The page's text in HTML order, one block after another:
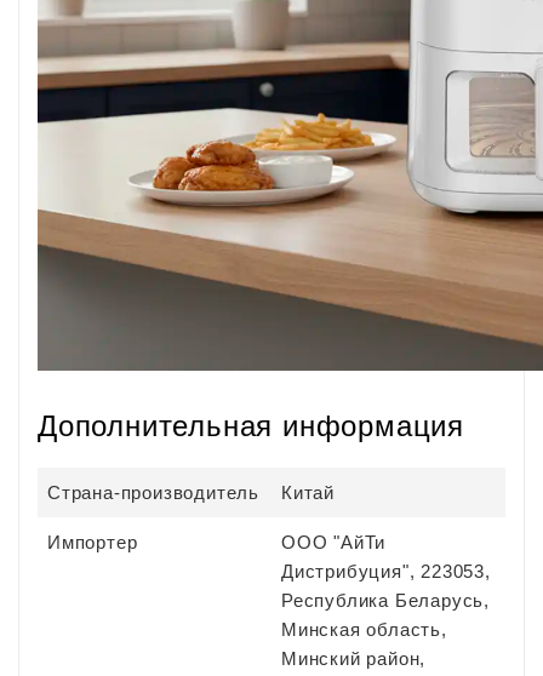
Дополнительная информация
Страна-производитель Китай
Импортер
ООО "АйТи
Дистрибуция", 223053,
Республика Беларусь,
Минская область,
Минский район,